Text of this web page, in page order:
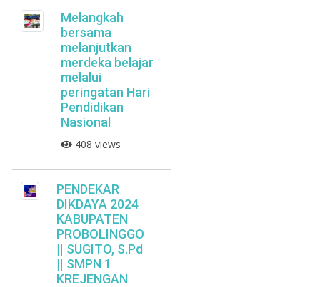
Melangkah
bersama
melanjutkan
merdeka belajar
melalui
peringatan Hari
Pendidikan
Nasional
408 views
PENDEKAR
DIKDAYA 2024
KABUPATEN
PROBOLINGGO
|| SUGITO, S.Pd
|| SMPN 1
KREJENGAN